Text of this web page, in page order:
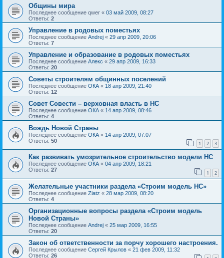
Общины мира
Последнее сообщение qwer « 03 май 2009, 08:27
Ответы: 2
Управление в родовых поместьях
Последнее сообщение Andrej « 29 апр 2009, 20:06
Ответы: 7
Управление и образование в родовых поместьях
Последнее сообщение Алекс « 29 апр 2009, 16:33
Ответы: 20
Советы строителям общинных поселений
Последнее сообщение ОКА « 18 апр 2009, 21:40
Ответы: 12
Совет Совести – верховная власть в НС
Последнее сообщение ОКА « 14 апр 2009, 08:46
Ответы: 4
Вождь Новой Страны
Последнее сообщение ОКА « 14 апр 2009, 07:07
Ответы: 50 1 2 3
Как развивать умозрительное строительство модели НС
Последнее сообщение ОКА « 04 апр 2009, 18:21
Ответы: 27 1 2
Желательные участники раздела «Строим модель НС»
Последнее сообщение Ziatz « 28 мар 2009, 08:20
Ответы: 4
Организационные вопросы раздела «Строим модель
Новой Страны»
Последнее сообщение Andrej « 25 мар 2009, 16:55
Ответы: 20
Закон об ответственности за порчу хорошего настроения.
Последнее сообщение Сергей Крылов « 21 фев 2009, 11:32
Ответы: 26